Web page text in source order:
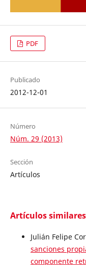
PDF
Publicado
2012-12-01
Número
Núm. 29 (2013)
Sección
Artículos
Artículos similares
Julián Felipe
sanciones
componente